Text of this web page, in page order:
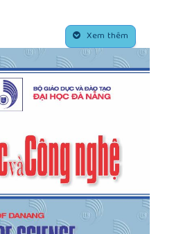
Renewable Energy
Ekechukwu, and S. O.
of stratified thermal storage
Heat and mass transfer,
Ee-Tong Pak, "Theoretical
process for stratified
Solar Energy,51(6), 1993,
distribution inside a
tank of finite wall
Engineering,115(2), 1993,
Xem thêm